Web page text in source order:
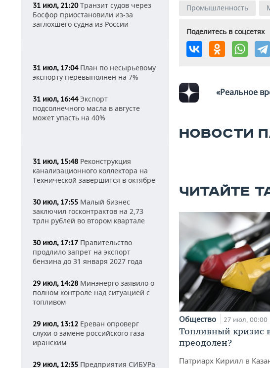
31 июл, 21:20Транзит судов через
Босфор приостановили из-за
заглохшего судна из России
31 июл, 17:04План по несырьевому
экспорту перевыполнен на 7%
31 июл, 16:44Экспорт
подсолнечного масла в августе
может упасть на 40%
31 июл, 15:48 Реконструкция
канализационного коллектора на
Технической завершится в октябре
30 июл, 17:55 Малый бизнес
заключил госконтрактов на 2,73
трлн рублей во втором квартале
30 июл, 17:17 Правительство
продлило запрет на экспорт
бензина до 31 января 2027 года
29 июл, 14:28 Минэнерго заявило о
полном контроле над ситуацией с
топливом
29 июл, 13:12 Ереван опроверг
слухи о замене российского газа
иранским
29 июл, 12:35 Предприятия СИБУРа
Промышленность
Поделитесь в соцсетях
«Реальное
НОВОСТИ
ЧИТАЙТЕ
Общество 27 июл, 00:00
Топливный кризис
преодолен?
Патриарх Кирилл в